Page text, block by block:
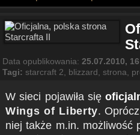
Data opublikowania: 25.07.2010,
Tagi: starcraft 2 blizzard strona
W sieci pojawiła się
Wings of Liberty.
niej także m.in. możliwość